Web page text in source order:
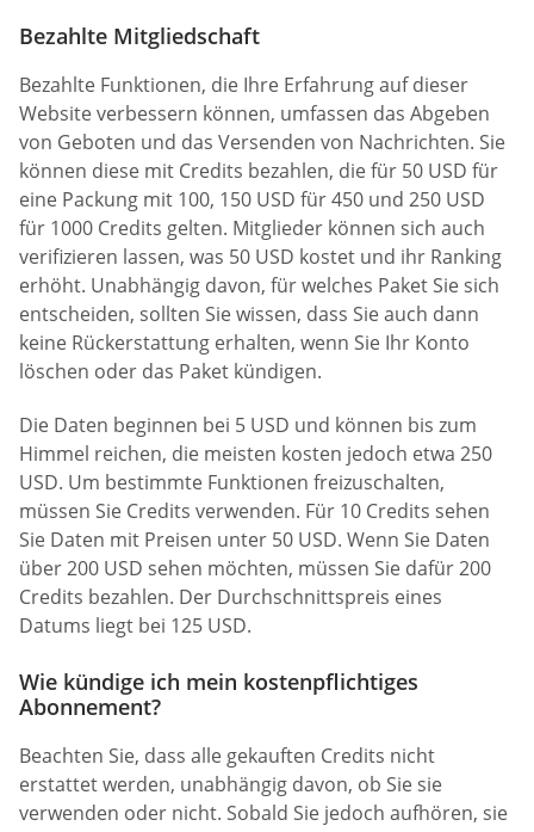
Bezahlte Mitgliedschaft
Bezahlte Funktionen, die Ihre Erfahrung auf dieser
Website verbessern können, umfassen das Abgeben
von Geboten und das Versenden von Nachrichten. Sie
können diese mit Credits bezahlen, die für 50 USD für
eine Packung mit 100, 150 USD für 450 und 250 USD
für 1000 Credits gelten. Mitglieder können sich auch
verifizieren lassen, was 50 USD kostet und ihr Ranking
erhöht. Unabhängig davon, für welches Paket Sie sich
entscheiden, sollten Sie wissen, dass Sie auch dann
keine Rückerstattung erhalten, wenn Sie Ihr Konto
löschen oder das Paket kündigen.
Die Daten beginnen bei 5 USD und können bis zum
Himmel reichen, die meisten kosten jedoch etwa 250
USD. Um bestimmte Funktionen freizuschalten,
müssen Sie Credits verwenden. Für 10 Credits sehen
Sie Daten mit Preisen unter 50 USD. Wenn Sie Daten
über 200 USD sehen möchten, müssen Sie dafür 200
Credits bezahlen. Der Durchschnittspreis eines
Datums liegt bei 125 USD.
Wie kündige ich mein kostenpflichtiges
Abonnement?
Beachten Sie, dass alle gekauften Credits nicht
erstattet werden, unabhängig davon, ob Sie sie
verwenden oder nicht. Sobald Sie jedoch aufhören, sie